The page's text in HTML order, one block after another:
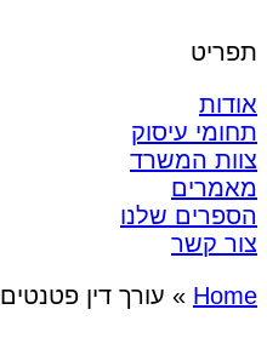
תפריט
אודות
תחומי עיסוק
צוות המשרד
מאמרים
הספרים שלנו
צור קשר
Home
» עורך דין פטנטים